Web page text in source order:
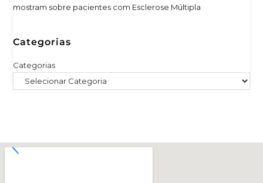
mostram sobre pacientes com Esclerose Múltipla
Categorias
Categorias